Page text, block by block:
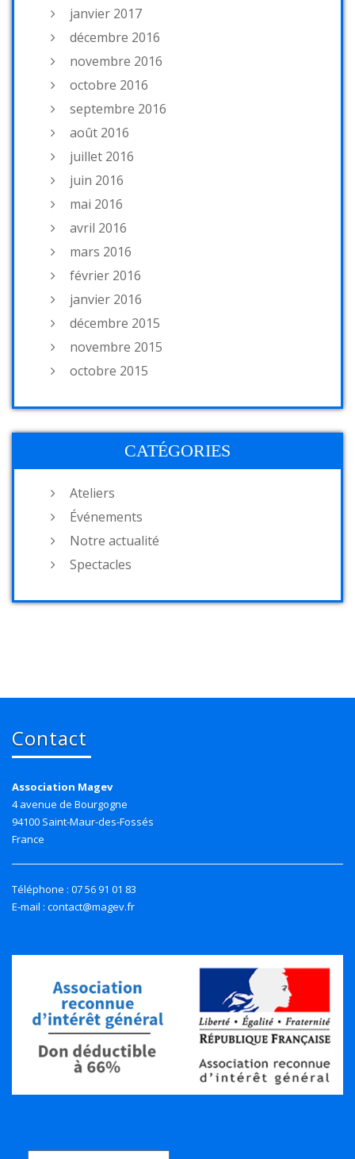
janvier 2017
décembre 2016
novembre 2016
octobre 2016
septembre 2016
août 2016
juillet 2016
juin 2016
mai 2016
avril 2016
mars 2016
février 2016
janvier 2016
décembre 2015
novembre 2015
octobre 2015
CATÉGORIES
Ateliers
Événements
Notre actualité
Spectacles
Contact
Association Magev
4 avenue de Bourgogne
94100 Saint-Maur-des-Fossés
France
Téléphone : 07 56 91 01 83
E-mail : contact@magev.fr